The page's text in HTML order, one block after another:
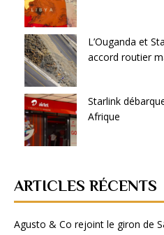
L’Ouganda et
accord routier
Starlink
Afrique
ARTICLES RÉCENTS
Agusto & Co rejoint le giron de